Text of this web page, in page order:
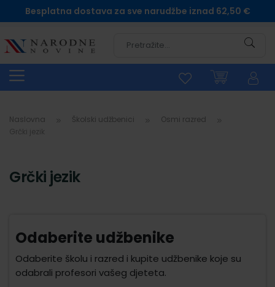
Besplatna dostava za sve narudžbe iznad 62,50 €
Naslovna Školski udžbenici
Osmi razred
Grčki jezik
Odaberite udžbenike
Odaberite školu i razred i kupite udžbenike koje su
odabrali profesori vašeg djeteta.